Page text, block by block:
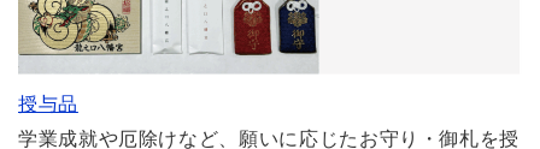
授与品
学業成就や厄除けなど、願いに応じたお守り・御札を授